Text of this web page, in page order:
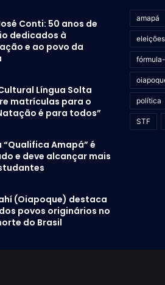
Conti: 50 anos de
dedicados à
e ao povo da
Língua Solta
matrículas para o
é para todos”
“Qualifica Amapá” é
e deve alcançar mais
(Oiapoque) destaca
povos originários no
do Brasil
amapá
eleições
política
STF